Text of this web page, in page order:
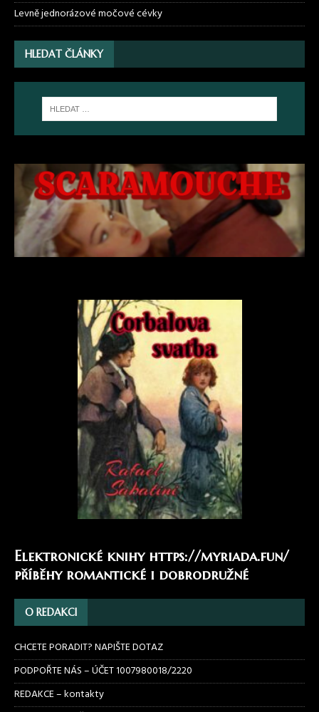
Levně jednorázové močové cévky
HLEDAT ČLÁNKY
Elektronické knihy https://myriada.fun/
příběhy romantické i dobrodružné
O REDAKCI
CHCETE PORADIT? NAPIŠTE DOTAZ
PODPOŘTE NÁS – ÚČET 1007980018/2220
REDAKCE – kontakty